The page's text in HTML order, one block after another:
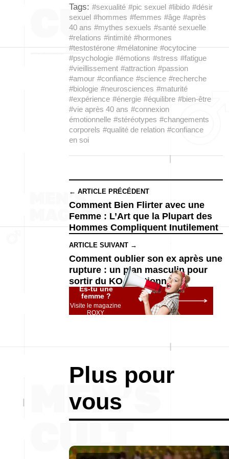
Tags: #sexualité #pic sexuel #libido #désir
sexuel #hommes #femmes #âge #après
40 ans #mythes sexuels #santé sexuelle
#relations #intimité #hormones
#testostérone #mélatonine #ocytocine
#psychologie #émotions #stress #fatigue
#vieillissement #attraction #passion
#amour #confiance #science #recherche
#biologie #neurosciences #maturité
#expérience #énergie #équilibre #bien-être
#vie après 40 ans #connexion
émotionnelle #stéréotypes #changements
corporels #qualité de relation #confiance
en soi
← ARTICLE PRÉCÉDENT
Comment Bien Flirter avec une
Femme : L’Art que la Plupart des
Hommes Compliquent Inutilement
ARTICLE SUIVANT →
Comment oublier son ex après une
rupture : un plan masculin pour
sortir du KO émotionnel
Es-tu une
femme ?
Visite le magazine
ROXY
Plus pour
vous